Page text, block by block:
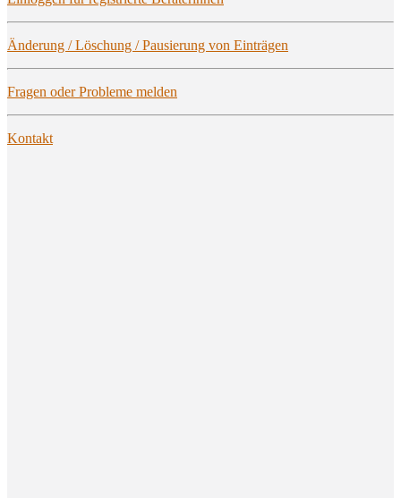
Ände­rung / Löschung / Pau­sie­rung von Einträgen
Fra­gen oder Pro­ble­me melden
Kon­takt